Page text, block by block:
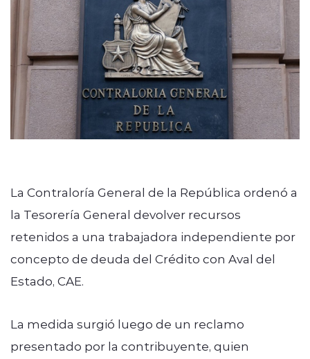
modo claro
La Contraloría General de la República ordenó a
la Tesorería General devolver recursos
retenidos a una trabajadora independiente por
concepto de deuda del Crédito con Aval del
Estado, CAE.
La medida surgió luego de un reclamo
presentado por la contribuyente, quien